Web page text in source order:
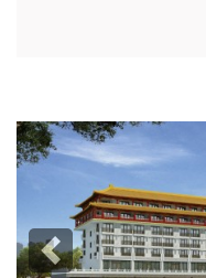
Previous